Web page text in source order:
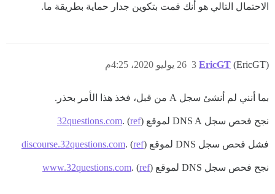
الاحتمال التالي هو أنك قمت بتكوين جدار حماية بطريقة ما.
EricGT (EricGT) 26 يوليو 2020، 4:25م 3
بما أنني لم أنشئ سجل A من قبل، فخذ هذا الأمر بحذر.
نجح فحص سجل DNS A لموقع 32questions.com. (ref)
فشل فحص سجل DNS لموقع discourse.32questions.com. (ref)
نجح فحص سجل DNS لموقع www.32questions.com. (ref)